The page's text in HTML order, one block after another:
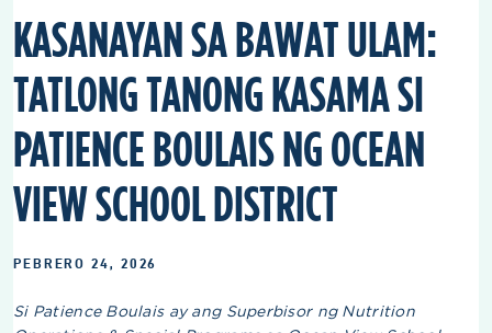
KASANAYAN SA BAWAT ULAM:
TATLONG TANONG KASAMA SI
PATIENCE BOULAIS NG OCEAN
VIEW SCHOOL DISTRICT
PEBRERO 24, 2026
Si Patience Boulais ay ang Superbisor ng Nutrition